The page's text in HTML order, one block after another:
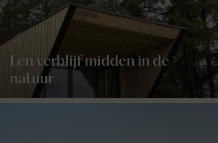
Een verblijf midden in de
natuur